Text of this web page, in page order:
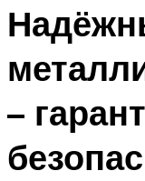
–